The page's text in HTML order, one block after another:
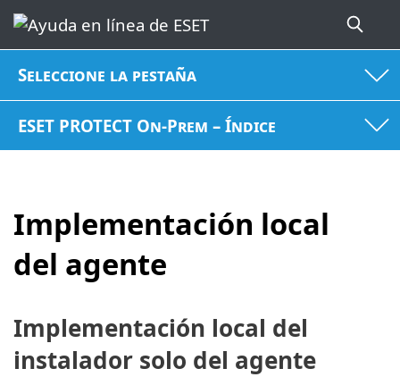
Seleccione la pestaña
ESET PROTECT On-Prem – Índice
Implementación local
del agente
Implementación local del
instalador solo del agente